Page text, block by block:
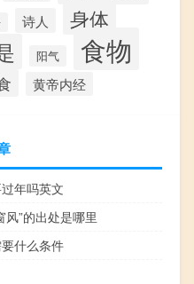
诗人 身体
阳气 食物
黄帝内经
年吗英文
风”的出处是哪里
什么条件